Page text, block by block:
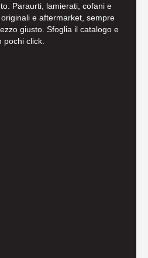
Paraurti, lamierati, cofani e
e aftermarket, sempre
giusto. Sfoglia il catalogo e
click.